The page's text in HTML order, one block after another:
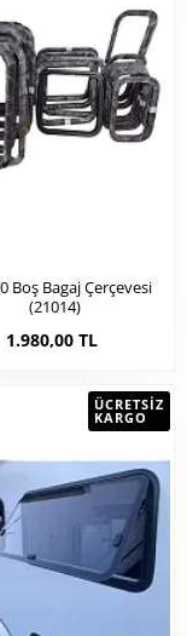
Boş Bagaj Çerçevesi
(21014)
1.980,00 TL
ÜCRETSIZ
KARGO